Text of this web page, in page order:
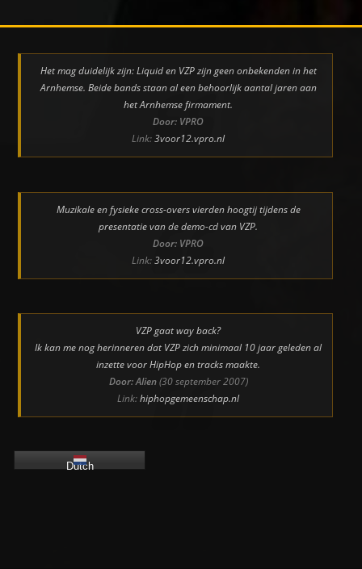
Het mag duidelijk zijn: Liquid en VZP zijn geen onbekenden in het
Arnhemse. Beide bands staan al een behoorlijk aantal jaren aan
het Arnhemse firmament.
Door: VPRO
Link:3voor12.vpro.nl
Muzikale en fysieke cross-overs vierden hoogtij tijdens de
presentatie van de demo-cd van VZP.
Door: VPRO
Link:3voor12.vpro.nl
VZP gaat way back?
Ik kan me nog herinneren dat VZP zich minimaal 10 jaar geleden al
inzette voor HipHop en tracks maakte.
Door: Alien(30 september 2007)
Link:hiphopgemeenschap.nl
Dutch